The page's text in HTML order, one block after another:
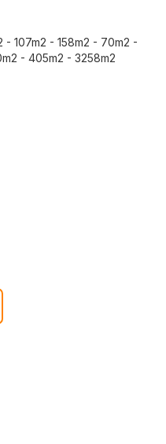
107m2 - 158m2 - 70m2 -
- 405m2 - 3258m2